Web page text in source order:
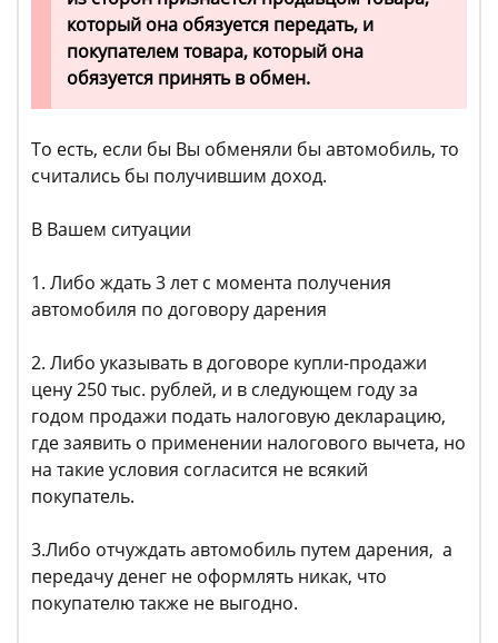
который она обязуется передать, и
покупателем товара, который она
обязуется принять в обмен.
То есть, если бы Вы обменяли бы автомобиль, то
считались бы получившим доход.
В Вашем ситуации
1. Либо ждать 3 лет с момента получения
автомобиля по договору дарения
2. Либо указывать в договоре купли-продажи
цену 250 тыс. рублей, и в следующем году за
годом продажи подать налоговую декларацию,
где заявить о применении налогового вычета, но
на такие условия согласится не всякий
покупатель.
3.Либо отчуждать автомобиль путем дарения, а
передачу денег не оформлять никак, что
покупателю также не выгодно.